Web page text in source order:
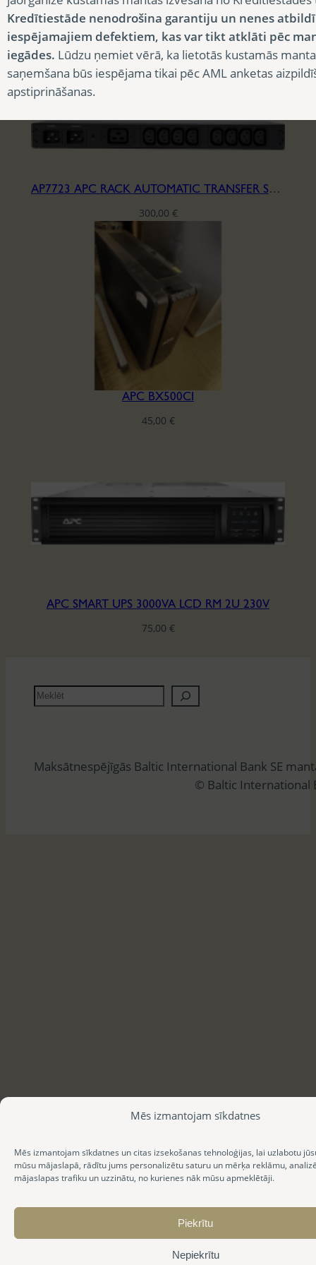
Mēs izmantojam sīkdatnes
Mēs izmantojam sīkdatnes un citas izsekošanas tehnoloģijas, lai uzlabotu
mūsu mājaslapā, rādītu jums personalizētu saturu un mērķa reklāmu,
mājaslapas trafiku un uzzinātu, no kurienes nāk mūsu apmeklētāji.
Piekrītu
Nepiekrītu
300,00€
AP7723 APC RACK AUTOMATIC TRANSFER SWITCH-230V
300,00 €
APC BX500CI
45,00 €
APC SMART UPS 3000VA LCD RM 2U 230V
75,00 €
M
e
ē
Maksātnespējīgās Baltic International Bank SE
© Baltic International
Kredītiestāde nenodrošina garantiju un nenes
iespējamajiem defektiem, kas var tikt atklāti pēc
iegādes. Lūdzu ņemiet vērā, ka lietotās kustamās
saņemšana būs iespējama tikai pēc AML anketas
apstiprināšanas.